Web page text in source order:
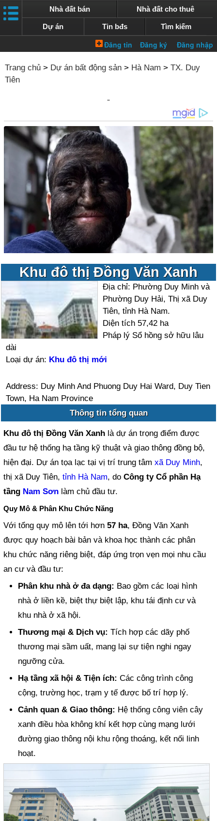
Nhà đất bán Nhà đất cho thuê
Dự án Tin bđs Tìm kiếm
Trang chủ > Dự án bất động sản > Hà Nam > TX. Duy
Tiên
Khu đô thị Đồng Văn Xanh
Địa chỉ: Phường Duy Minh và
Phường Duy Hải, Thị xã Duy
Tiên, tỉnh Hà Nam.
Diện tích 57,42 ha
Pháp lý Sổ hồng sở hữu lâu
dài
Loại dự án: Khu đô thị mới
Address: Duy Minh And Phuong Duy Hai Ward, Duy Tien
Town, Ha Nam Province
Thông tin tổng quan
Khu đô thị Đồng Văn Xanh là dự án trọng điểm được
đầu tư hệ thống hạ tầng kỹ thuật và giao thông đồng bộ,
hiện đại. Dự án tọa lạc tại vị trí trung tâmxã Duy Minh,
thị xã Duy Tiên,tỉnh Hà Nam, doCông ty Cổ phần Hạ
tầng Nam Sơn làm chủ đầu tư.
Quy Mô & Phân Khu Chức Năng
Với tổng quy mô lên tới hơn57 ha, Đồng Văn Xanh
được quy hoạch bài bản và khoa học thành các phân
khu chức năng riêng biệt, đáp ứng trọn vẹn mọi nhu cầu
an cư và đầu tư:
Phân khu nhà ở đa dạng: Bao gồm các loại hình
nhà ở liền kề, biệt thự biệt lập, khu tái định cư và
khu nhà ở xã hội.
Thương mại & Dịch vụ: Tích hợp các dãy phố
thương mại sầm uất, mang lại sự tiện nghi ngay
ngưỡng cửa.
Hạ tầng xã hội & Tiện ích: Các công trình công
cộng, trường học, trạm y tế được bố trí hợp lý.
Cảnh quan & Giao thông: Hệ thống công viên cây
xanh điều hòa không khí kết hợp cùng mạng lưới
đường giao thông nội khu rộng thoáng, kết nối linh
hoạt.